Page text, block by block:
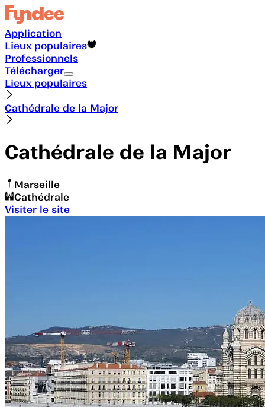
Application
Lieux populaires
Professionnels
Télécharger
Lieux populaires
Cathédrale de la Major
Cathédrale de la Major
Marseille
Cathédrale
Visiter le site